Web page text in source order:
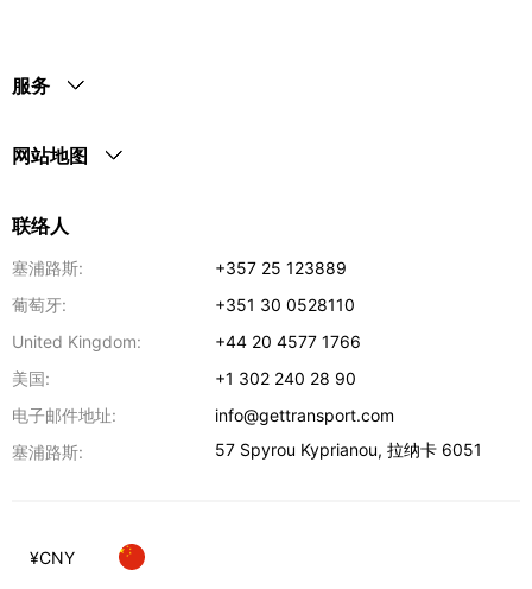
服务
网站地图
联络人
塞浦路斯:
+357 25 123889
葡萄牙:
+351 30 0528110
United Kingdom:
+44 20 4577 1766
美国:
+1 302 240 28 90
电子邮件地址:
info@gettransport.com
塞浦路斯:
57 Spyrou Kyprianou,拉纳卡 6051
¥CNY